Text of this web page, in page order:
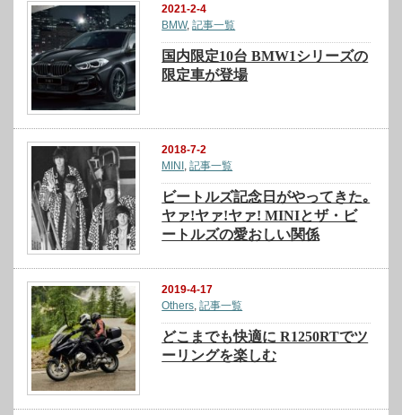
2021-2-4
BMW,記事一覧
国内限定10台 BMW1シリーズの
限定車が登場
2018-7-2
MINI ,記事一覧
ビートルズ記念日がやってきた｡
ヤァ!ヤァ!ヤァ! MINIとザ・ビ
ートルズの愛おしい関係
2019-4-17
Others,記事一覧
どこまでも快適に R1250RTでツ
ーリングを楽しむ